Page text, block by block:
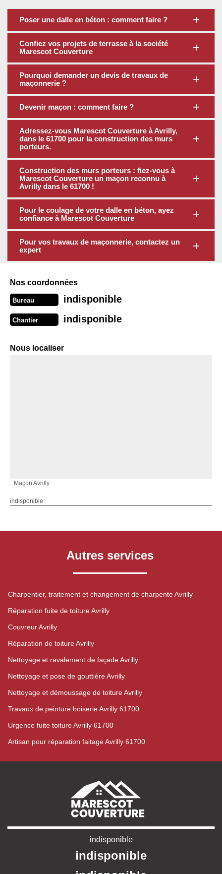
Poser une dalle en béton : comment faire ?
Confiez vos projets de terrasse à la société
Marescot Couverture
Pourquoi demander un devis de travaux de
maçonnerie ?
Devenir maçon : comment faire ?
Adressez-vous Marescot Couverture à Avrilly,
dans le 61700 pour la construction des murs
porteurs.
Construction des murs porteurs : fiez-vous à
Marescot Couverture un maçon reconnu à
Avrilly dans le 61700 !
Pour le coulage de votre dalle en béton, ayez
confiance à Marescot Couverture
Pour vos travaux de maçonnerie, contactez un
expert
Nos coordonnées
Bureau indisponible
Chantier indisponible
Nous localiser
Maçon Avrilly
indisponible
Autres services
Charpentier, traitement et changement de charpente Avrilly
Réparation fuite de toiture Avrilly
Couvreur Avrilly
Réparation de toiture Avrilly
Nettoyage et ravalement de façade Avrilly
Nettoyage et pose de gouttière Avrilly
Nettoyage et démoussage de toiture Avrilly
Travaux de peinture boiserie Avrilly 61700
Urgence fuite toiture Avrilly 61700
Artisan pour réparation faitage Avrilly 61700
indisponible
indisponible